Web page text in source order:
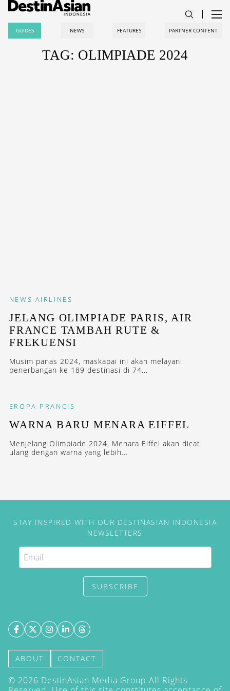
GUIDES NEWS FEATURES PARTNER CONTENT
TAG: OLIMPIADE 2024
NEWS AIRLINES
JELANG OLIMPIADE PARIS, AIR
FRANCE TAMBAH RUTE &
FREKUENSI
Musim panas 2024, maskapai ini akan melayani
penerbangan ke 189 destinasi di 74...
EROPA PRANCIS
WARNA BARU MENARA EIFFEL
Menjelang Olimpiade 2024, Menara Eiffel akan dicat
ulang dengan warna yang lebih...
STAY INSPIRED WITH OUR DESTINASIAN INDONESIA
NEWSLETTERS
SUBSCRIBE
ABOUT CONTACT
© 2026 DestinAsian Media Group All Rights